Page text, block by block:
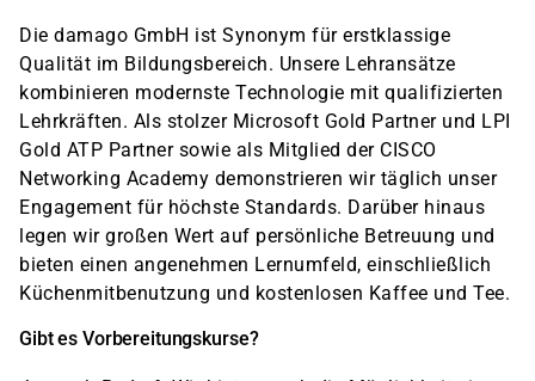
Die damago GmbH ist Synonym für erstklassige
Qualität im Bildungsbereich. Unsere Lehransätze
kombinieren modernste Technologie mit qualifizierten
Lehrkräften. Als stolzer Microsoft Gold Partner und LPI
Gold ATP Partner sowie als Mitglied der CISCO
Networking Academy demonstrieren wir täglich unser
Engagement für höchste Standards. Darüber hinaus
legen wir großen Wert auf persönliche Betreuung und
bieten einen angenehmen Lernumfeld, einschließlich
Küchenmitbenutzung und kostenlosen Kaffee und Tee.
Gibt es Vorbereitungskurse?